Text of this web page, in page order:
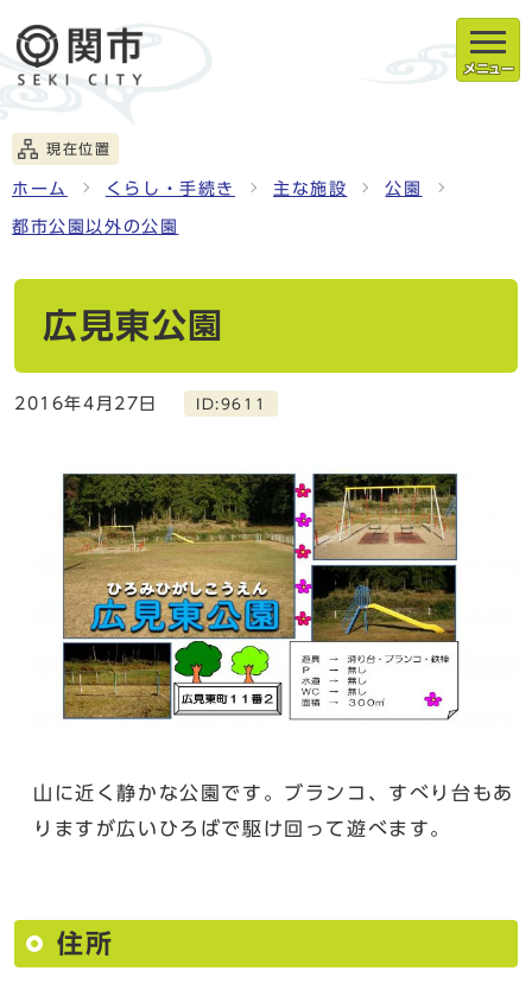
メニュー
現在位置
ホーム くらし・手続き 主な施設 公園
都市公園以外の公園
広見東公園
2016年4月27日 ID:9611
山に近く静かな公園です。ブランコ、すべり台もあ
りますが広いひろばで駆け回って遊べます。
住所